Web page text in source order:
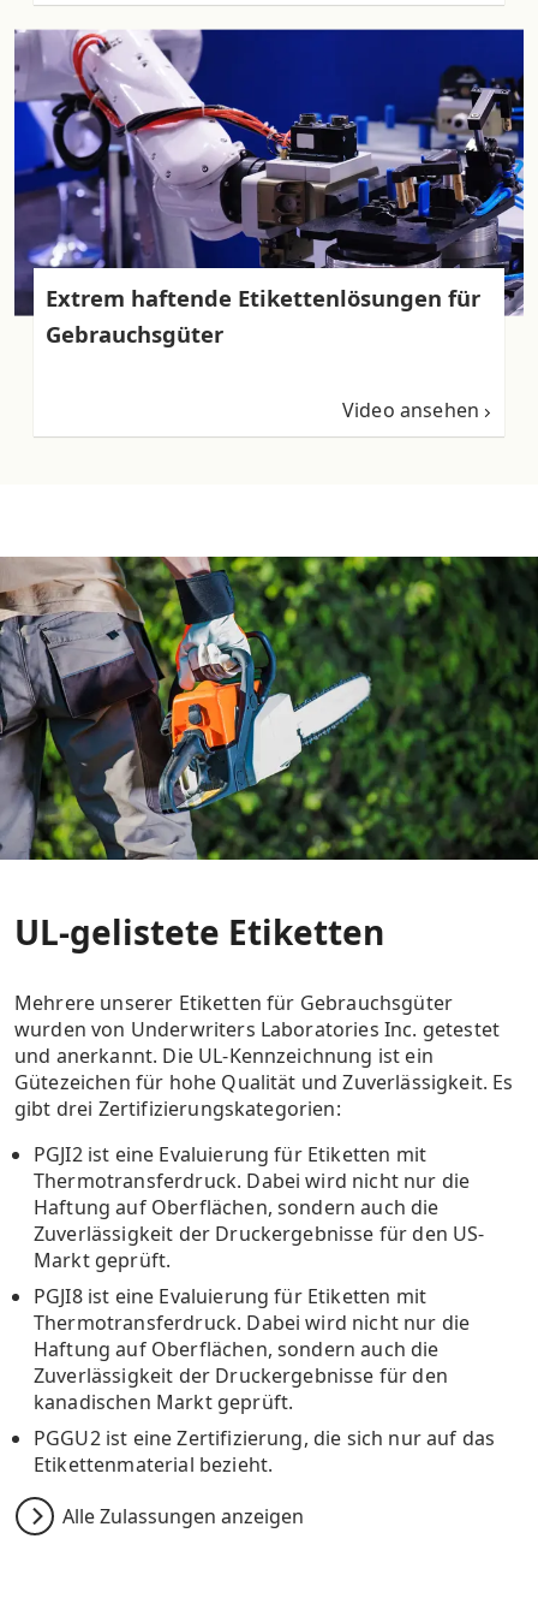
Extrem haftende Etikettenlösungen für
Gebrauchsgüter
Video ansehen
UL-gelistete Etiketten
Mehrere unserer Etiketten für Gebrauchsgüter
wurden von Underwriters Laboratories Inc. getestet
und anerkannt. Die UL-Kennzeichnung ist ein
Gütezeichen für hohe Qualität und Zuverlässigkeit. Es
gibt drei Zertifizierungskategorien:
PGJI2 ist eine Evaluierung für Etiketten mit
Thermotransferdruck. Dabei wird nicht nur die
Haftung auf Oberflächen, sondern auch die
Zuverlässigkeit der Druckergebnisse für den US-
Markt geprüft.
PGJI8 ist eine Evaluierung für Etiketten mit
Thermotransferdruck. Dabei wird nicht nur die
Haftung auf Oberflächen, sondern auch die
Zuverlässigkeit der Druckergebnisse für den
kanadischen Markt geprüft.
PGGU2 ist eine Zertifizierung, die sich nur auf das
Etikettenmaterial bezieht.
Alle Zulassungen anzeigen